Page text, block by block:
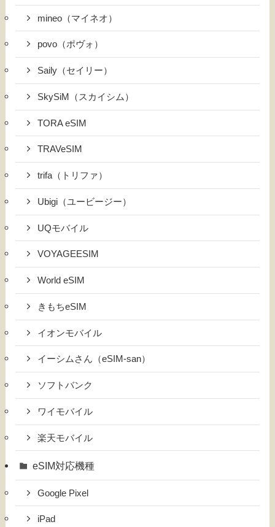
mineo（マイネオ）
povo（ポヴォ）
Saily（セイリー）
SkySiM（スカイシム）
TORA eSIM
TRAVeSIM
trifa（トリファ）
Ubigi（ユービージー）
UQモバイル
VOYAGEESIM
World eSIM
きもちeSIM
イオンモバイル
イーシムさん（eSIM-san）
ソフトバンク
ワイモバイル
楽天モバイル
eSIM対応機種
Google Pixel
iPad